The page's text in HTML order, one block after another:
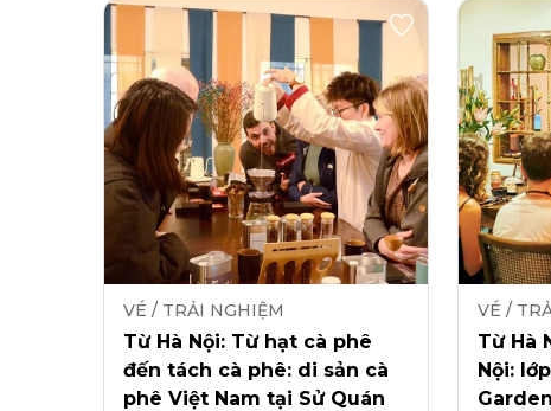
VÉ / TRẢI NGHIỆM
Từ Hà Nội: Từ hạt cà phê
đến tách cà phê: di sản cà
phê Việt Nam tại Sử Quán
VÉ /
Từ Hà
Nội: